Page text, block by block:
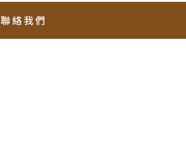
聯絡我們